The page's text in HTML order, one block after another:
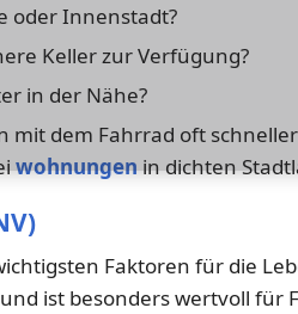
oder Innenstadt?
Keller zur Verfügung?
in der Nähe?
dem Fahrrad oft
wohnungenin dichten
Faktoren für die
ist besonders wertvoll für